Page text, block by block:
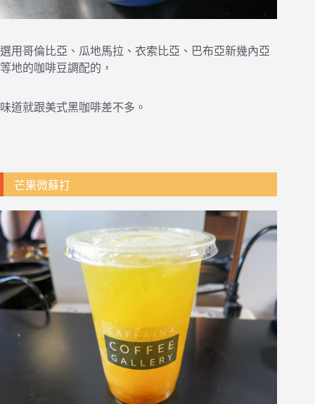
選用哥倫比亞、瓜地馬拉、衣索比亞、巴布亞新幾內亞
等地的咖啡豆調配的，
味道就跟美式黑咖啡差不多。
芒果微蘇打